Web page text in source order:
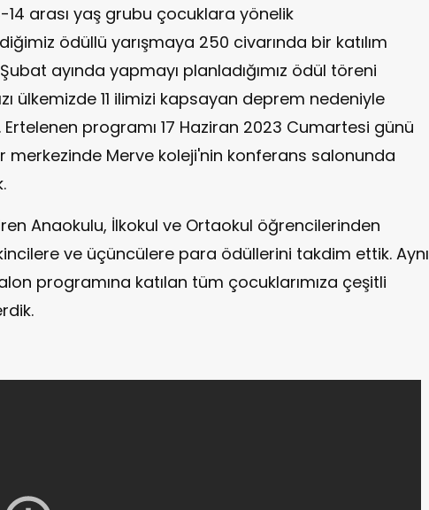
arası yaş grubu çocuklara yönelik
ödüllü yarışmaya 250 civarında bir katılım
ayında yapmayı planladığımız ödül töreni
ülkemizde 11 ilimizi kapsayan deprem nedeniyle
programı 17 Haziran 2023 Cumartesi günü
merkezinde Merve koleji'nin konferans salonunda
Anaokulu, İlkokul ve Ortaokul öğrencilerinden
ve üçüncülere para ödüllerini takdim ettik. Aynı
programına katılan tüm çocuklarımıza çeşitli